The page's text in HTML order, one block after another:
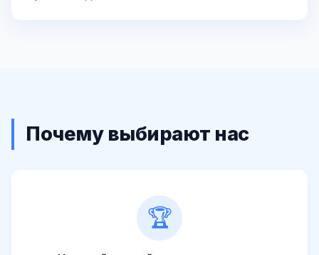
Почему выбирают нас
🏆